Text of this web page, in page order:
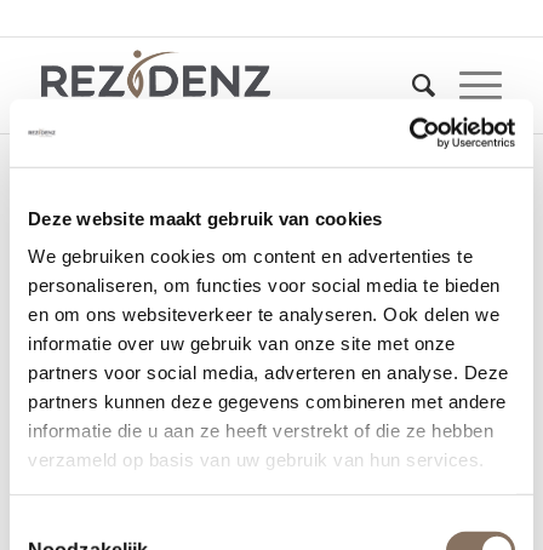
Deze website maakt gebruik van cookies
We gebruiken cookies om content en advertenties te
personaliseren, om functies voor social media te bieden
en om ons websiteverkeer te analyseren. Ook delen we
informatie over uw gebruik van onze site met onze
partners voor social media, adverteren en analyse. Deze
partners kunnen deze gegevens combineren met andere
informatie die u aan ze heeft verstrekt of die ze hebben
verzameld op basis van uw gebruik van hun services.
Rezidenz Development
| Theresiakwartier
3 november 2021